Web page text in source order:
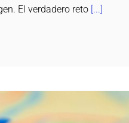
El verdadero reto [...]